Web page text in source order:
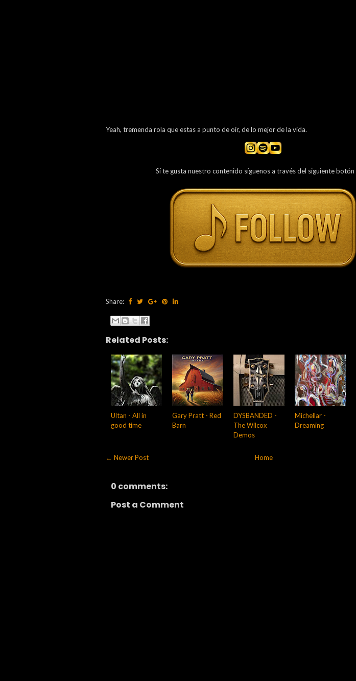
Yeah, tremenda rola que estas a punto de oír, de lo mejor de la vida.
Sí te gusta nuestro contenido síguenos a través del siguiente botón
Share:
Related Posts:
Ultan - All in
good time
Gary Pratt - Red
Barn
DYSBANDED -
The Wilcox
Demos
Michellar -
Dreaming
← Newer Post Home
0 comments:
Post a Comment